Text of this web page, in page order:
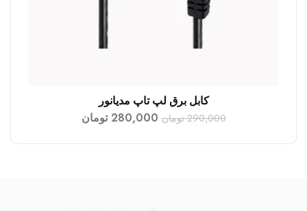
افزودن به سبد خرید
کابل برق لپ تاپ مدیانور
290,000 تومان 280,000 تومان